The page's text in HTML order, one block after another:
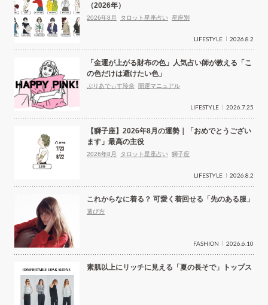
（2026年）
2026年8月 タロット星座占い 星座別
LIFESTYLE 2026.8.2
「金運が上がる財布の色」人気占い師が教える「こ
の色だけは避けたい色」
ぷりあでぃす玲奈 開運マニュアル
LIFESTYLE 2026.7.25
【獅子座】2026年8月の運勢｜「おめでとうござい
ます」最高の主役
2026年8月 タロット星座占い 獅子座
LIFESTYLE 2026.8.2
これからなに着る？ 可愛く着回せる「先のある服」
選び方
FASHION 2026.6.10
素肌以上にリッチに見える「夏の長そで」トップス